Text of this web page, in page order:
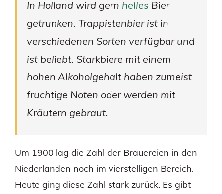
In Holland wird gern helles Bier
getrunken. Trappistenbier ist in
verschiedenen Sorten verfügbar und
ist beliebt. Starkbiere mit einem
hohen Alkoholgehalt haben zumeist
fruchtige Noten oder werden mit
Kräutern gebraut.
Um 1900 lag die Zahl der Brauereien in den
Niederlanden noch im vierstelligen Bereich.
Heute ging diese Zahl stark zurück. Es gibt